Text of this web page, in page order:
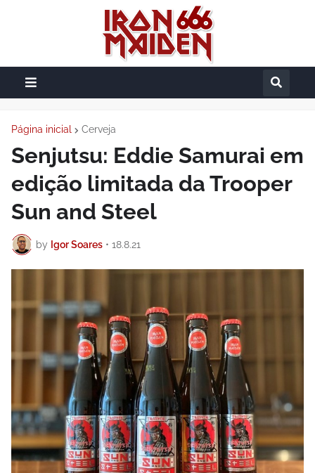
Página inicial Cerveja
Senjutsu: Eddie Samurai em
edição limitada da Trooper
Sun and Steel
by Igor Soares • 18.8.21